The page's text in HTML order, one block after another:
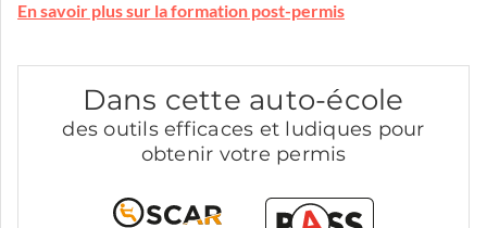
En savoir plus sur la formation post-permis
Dans cette auto-école
des outils efficaces et ludiques pour
obtenir votre permis